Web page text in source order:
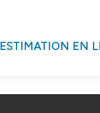
ESTIMATION EN